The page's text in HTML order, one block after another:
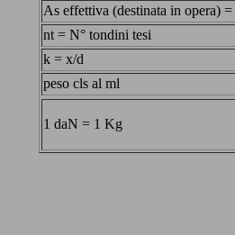
As effettiva (destinata in opera) =
nt = N° tondini tesi
k = x/d
peso cls al ml
1 daN = 1 Kg